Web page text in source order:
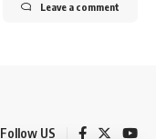
Leave a comment
Follow US